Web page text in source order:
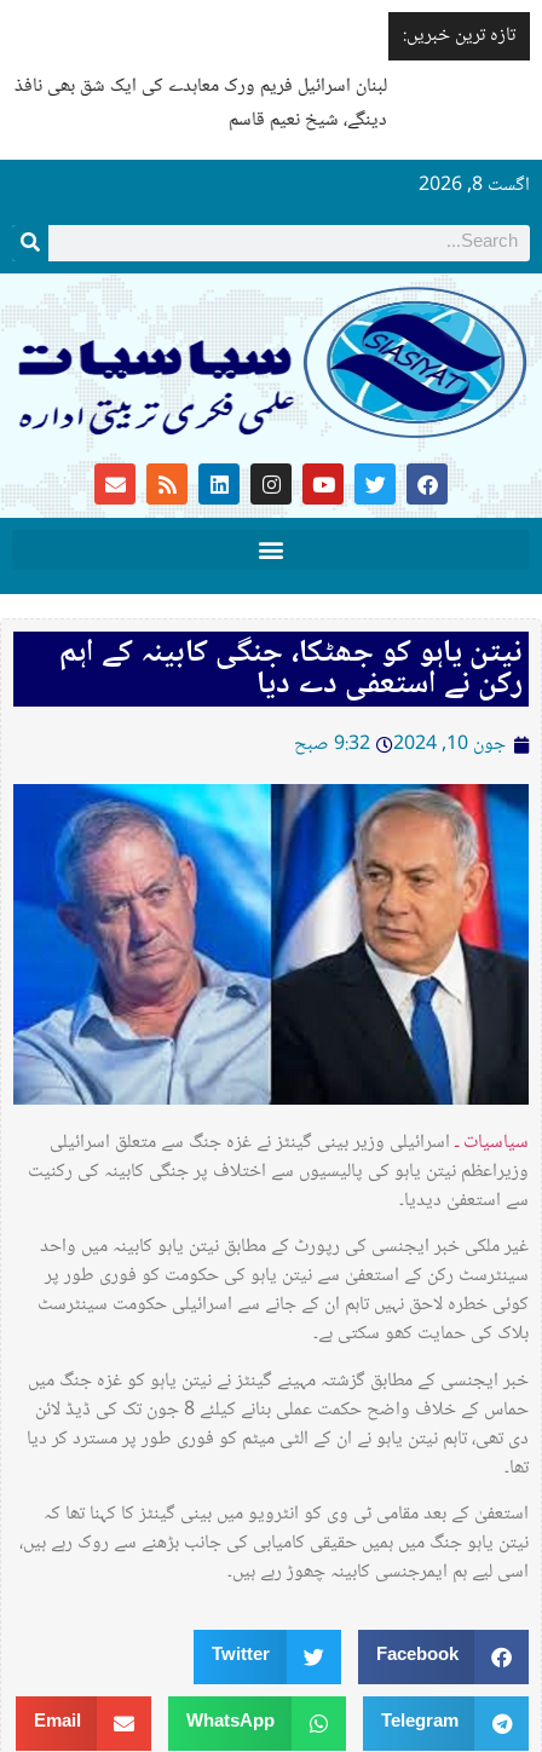
تازہ ترین خبریں:
لبنان اسرائیل فریم ورک معاہدے کی ایک شق بھی نافذ نہیں ہونے
دینگے، شیخ نعیم قاسم
اگست 8, 2026
نیتن یاہو کو جھٹکا، جنگی کابینہ کے اہم
رکن نے استعفی دے دیا
جون 10, 2024 9:32 صبح
سیاسیات ـاسرائیلی وزیر بینی گینٹز نے غزہ جنگ سے متعلق اسرائیلی
وزیراعظم نیتن یاہو کی پالیسیوں سے اختلاف پر جنگی کابینہ کی رکنیت
سے استعفیٰ دیدیا۔
غیر ملکی خبر ایجنسی کی رپورٹ کے مطابق نیتن یاہو کابینہ میں واحد
سینٹرسٹ رکن کے استعفیٰ سے نیتن یاہو کی حکومت کو فوری طور پر
کوئی خطرہ لاحق نہیں تاہم ان کے جانے سے اسرائیلی حکومت سینٹرسٹ
بلاک کی حمایت کھو سکتی ہے۔
خبر ایجنسی کے مطابق گزشتہ مہینے گینٹز نے نیتن یاہو کو غزہ جنگ میں
حماس کے خلاف واضح حکمت عملی بنانے کیلئے 8 جون تک کی ڈیڈ لائن
دی تھی، تاہم نیتن یاہو نے ان کے الٹی میٹم کو فوری طور پر مسترد کر دیا
تھا۔
استعفیٰ کے بعد مقامی ٹی وی کو انٹرویو میں بینی گینٹز کا کہنا تھا کہ
نیتن یاہو جنگ میں ہمیں حقیقی کامیابی کی جانب بڑھنے سے روک رہے ہیں،
اسی لیے ہم ایمرجنسی کابینہ چھوڑ رہے ہیں۔
Facebook
Twitter
Telegram
WhatsApp
Email